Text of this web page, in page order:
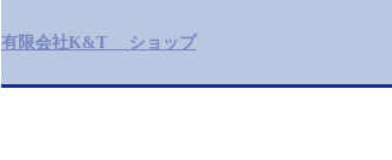
有限会社K&T ショップ